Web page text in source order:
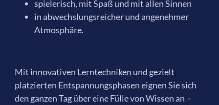
spielerisch, mit Spaß und mit allen Sinnen
in abwechslungsreicher und angenehmer
Atmosphäre.
Mit innovativen Lerntechniken und gezielt
platzierten Entspannungsphasen eignen Sie sich
den ganzen Tag über eine Fülle von Wissen an –